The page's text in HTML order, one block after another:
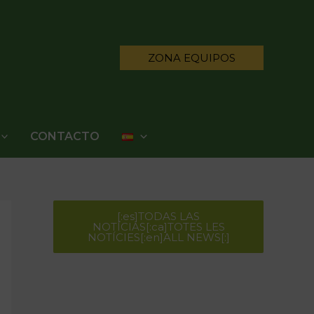
ZONA EQUIPOS
CONTACTO
[:es]TODAS LAS
NOTÍCIAS[:ca]TOTES LES
NOTÍCIES[:en]ALL NEWS[:]